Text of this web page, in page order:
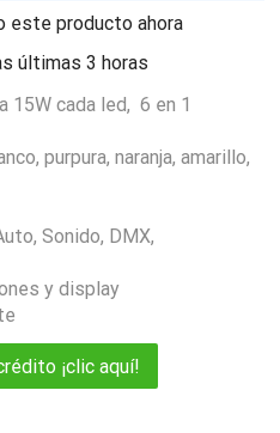
este producto ahora
últimas 3 horas
15W cada led, 6 en 1
purpura, naranja, amarillo,
Sonido, DMX,
y display
¡clic aquí!